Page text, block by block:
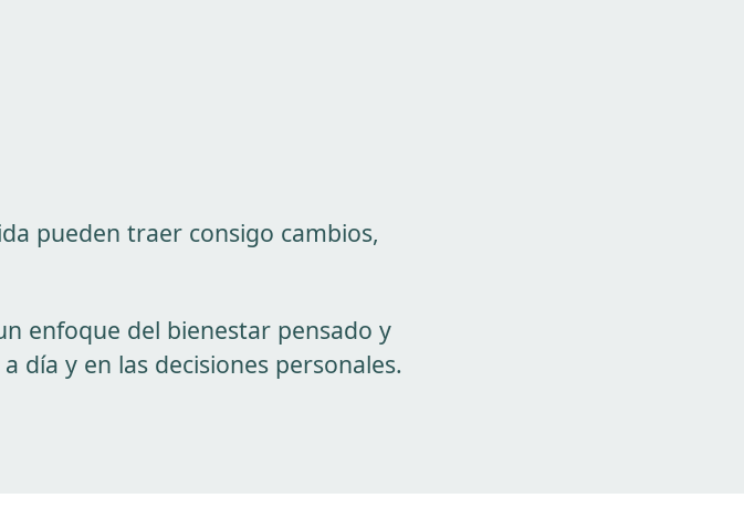
pueden traer consigo cambios,
enfoque del bienestar pensado y
día y en las decisiones personales.